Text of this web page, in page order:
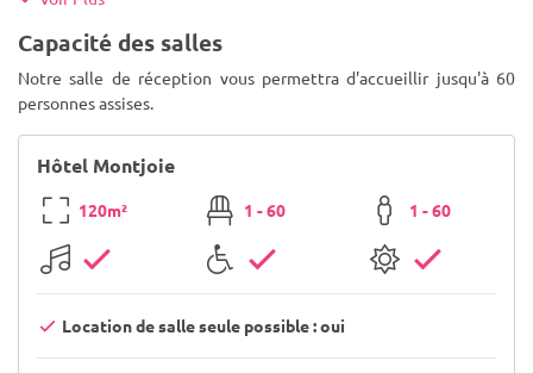
Capacité des salles
Notre salle de réception vous permettra d'accueillir jusqu'à 60
personnes assises.
Hôtel Montjoie
120m² 1 - 60 1 - 60
Location de salle seule possible : oui